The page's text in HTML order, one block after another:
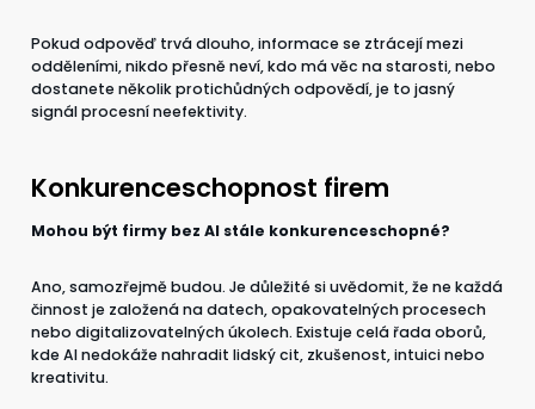
Pokud odpověď trvá dlouho, informace se ztrácejí mezi
odděleními, nikdo přesně neví, kdo má věc na starosti, nebo
dostanete několik protichůdných odpovědí, je to jasný
signál procesní neefektivity.
Konkurenceschopnost firem
Mohou být firmy bez AI stále konkurenceschopné?
Ano, samozřejmě budou. Je důležité si uvědomit, že ne každá
činnost je založená na datech, opakovatelných procesech
nebo digitalizovatelných úkolech. Existuje celá řada oborů,
kde AI nedokáže nahradit lidský cit, zkušenost, intuici nebo
kreativitu.